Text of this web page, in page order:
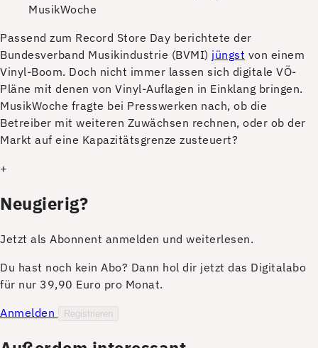
MusikWoche
Passend zum Record Store Day berichtete der
Bundesverband Musikindustrie (BVMI) jüngst von einem
Vinyl-Boom. Doch nicht immer lassen sich digitale VÖ-
Pläne mit denen von Vinyl-Auflagen in Einklang bringen.
MusikWoche fragte bei Presswerken nach, ob die
Betreiber mit weiteren Zuwächsen rechnen, oder ob der
Markt auf eine Kapazitätsgrenze zusteuert?
+
Neugierig?
Jetzt als Abonnent anmelden und weiterlesen.
Du hast noch kein Abo? Dann hol dir jetzt das Digitalabo
für nur 39,90 Euro pro Monat.
Anmelden
Registrieren